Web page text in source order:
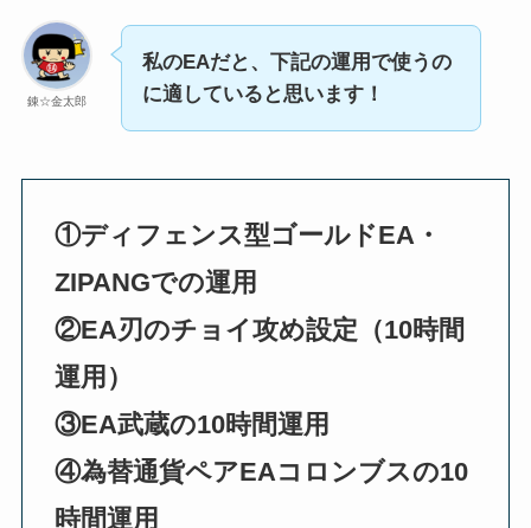
錬☆金太郎
私のEAだと、下記の運用で使うの
に適していると思います！
①ディフェンス型ゴールドEA・
ZIPANGでの運用
②EA刃のチョイ攻め設定（10時間
運用）
③EA武蔵の10時間運用
④為替通貨ペアEAコロンブスの10
時間運用